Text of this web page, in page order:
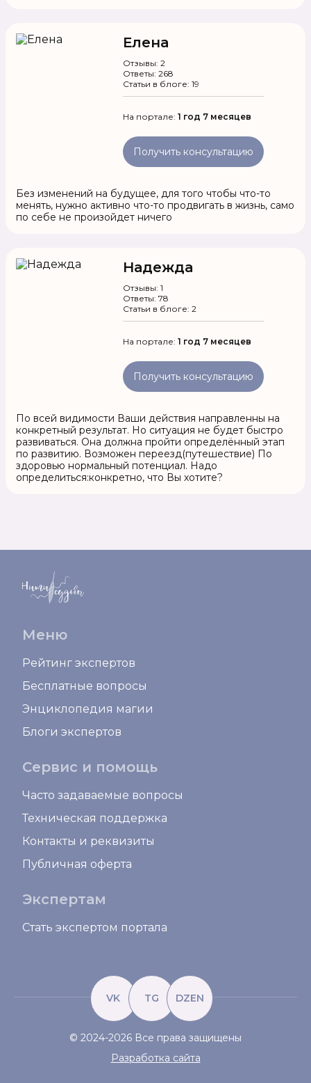
Елена
Отзывы: 2
Ответы: 268
Статьи в блоге: 19
На портале: 1 год 7 месяцев
Получить консультацию
Без изменений на будущее, для того чтобы что-то
менять, нужно активно что-то продвигать в жизнь, само
по себе не произойдет ничего
Надежда
Отзывы: 1
Ответы: 78
Статьи в блоге: 2
На портале: 1 год 7 месяцев
Получить консультацию
По всей видимости Ваши действия направленны на
конкретный результат. Но ситуация не будет быстро
развиваться. Она должна пройти определённый этап
по развитию. Возможен переезд(путешествие) По
здоровью нормальный потенциал. Надо
определиться:конкретно, что Вы хотите?
Меню
Рейтинг экспертов
Бесплатные вопросы
Энциклопедия магии
Блоги экспертов
Сервис и помощь
Часто задаваемые вопросы
Техническая поддержка
Контакты и реквизиты
Публичная оферта
Экспертам
Стать экспертом портала
VK TG DZEN
© 2024-2026 Все права защищены
Разработка сайта